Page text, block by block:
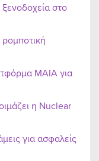
στο
MAIA για
η Nuclear
για ασφαλείς